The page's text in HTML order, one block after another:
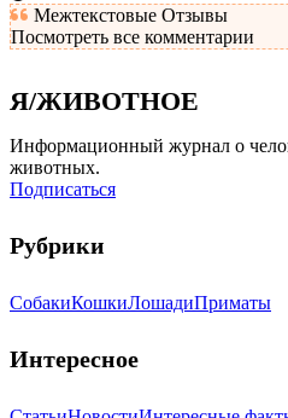
Межтекстовые Отзывы
Посмотреть все комментарии
Я/ЖИВОТНОЕ
Информационный журнал о
животных.
Подписаться
Рубрики
СобакиКошкиЛошадиПриматы
Интересное